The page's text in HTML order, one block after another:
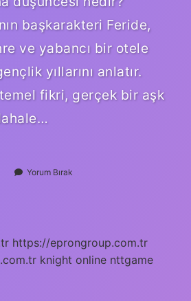
başkarakteri Feride,
ve yabancı bir otele
yıllarını anlatır.
temel fikri, gerçek bir aşk
Yorum Bırak
https://eprongroup.com.tr
knight online nttgame